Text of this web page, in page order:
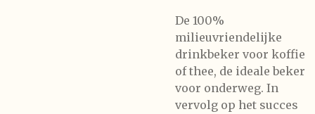
De 100%
milieuvriendelijke
drinkbeker voor koffie
of thee, de ideale beker
voor onderweg. In
vervolg op het succes